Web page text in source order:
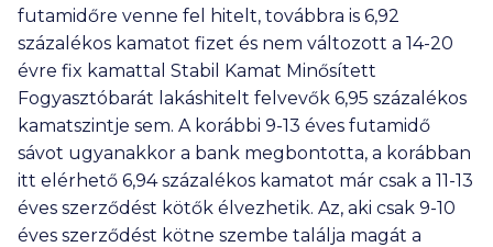
futamidőre venne fel hitelt, továbbra is 6,92
százalékos kamatot fizet és nem változott a 14-20
évre fix kamattal Stabil Kamat Minősített
Fogyasztóbarát lakáshitelt felvevők 6,95 százalékos
kamatszintje sem. A korábbi 9-13 éves futamidő
sávot ugyanakkor a bank megbontotta, a korábban
itt elérhető 6,94 százalékos kamatot már csak a 11-13
éves szerződést kötők élvezhetik. Az, aki csak 9-10
éves szerződést kötne szembe találja magát a